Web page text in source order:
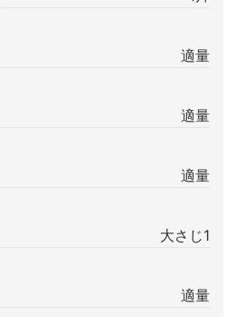
適量
適量
適量
大さじ1
適量